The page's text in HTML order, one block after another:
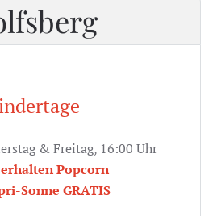
& Freitag, 16:00 Uhr
Popcorn
Sonne GRATIS